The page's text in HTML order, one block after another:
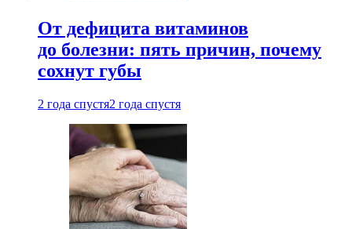
От дефицита витаминов
до болезни: пять причин, почему
сохнут губы
2 года спустя2 года спустя